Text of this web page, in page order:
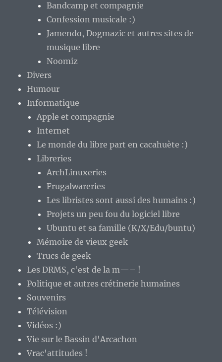
Bandcamp et compagnie
Confession musicale :)
Jamendo, Dogmazic et autres sites de
musique libre
Noomiz
Divers
Humour
Informatique
Apple et compagnie
Internet
Le monde du libre part en cacahuète :)
Libreries
ArchLinuxeries
Frugalwareries
Les libristes sont aussi des humains :)
Projets un peu fou du logiciel libre
Ubuntu et sa famille (K/X/Edu/buntu)
Mémoire de vieux geek
Trucs de geek
Les DRMS, c'est de la m—– !
Politique et autres crétinerie humaines
Souvenirs
Télévision
Vidéos :)
Vie sur le Bassin d'Arcachon
Vrac'attitudes !